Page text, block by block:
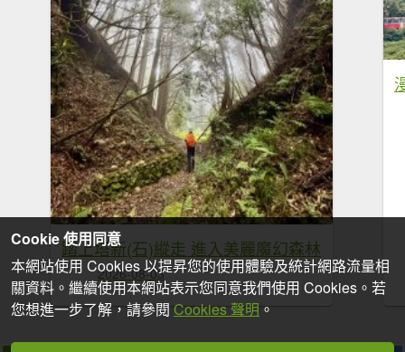
踏上塔新(石)縱走 進入美麗魔幻森林
2026-08-03
Cookie 使用同意
本網站使用 Cookies 以提昇您的使用體驗及統計網路流量相
關資料。繼續使用本網站表示您同意我們使用 Cookies。若
您想進一步了解，請參閱 Cookies 聲明 。